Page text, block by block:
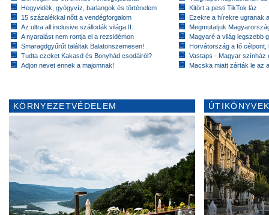
Hegyvidék, gyógyvíz, barlangok és történelem
15 százalékkal nőtt a vendégforgalom
Az ultra all inclusive szállodák világa II.
A nyaralást nem rontja el a rezsidémon
Smaragdgyűrűt találtak Balatonszemesen!
Tudta ezeket Kakasd és Bonyhád csodáiról?
Adjon nevet ennek a majomnak!
Kitört a pesti TikTok láz
Ezekre a hírekre ugranak
Megmutatjuk
Magyaré a világ legszebb
Horvátország a fő célpont,
Vastaps - Magyar színház
Macska miatt zárták le az
KÖRNYEZETVÉDELEM